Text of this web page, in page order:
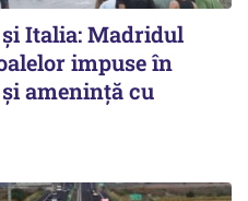
Italia: Madridul
impuse în
amenință cu